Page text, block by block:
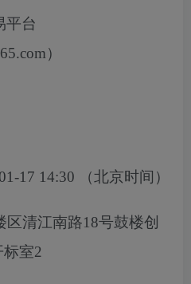
平台
）
17 14:30 （北京时间）
区清江南路18号鼓楼创
室2